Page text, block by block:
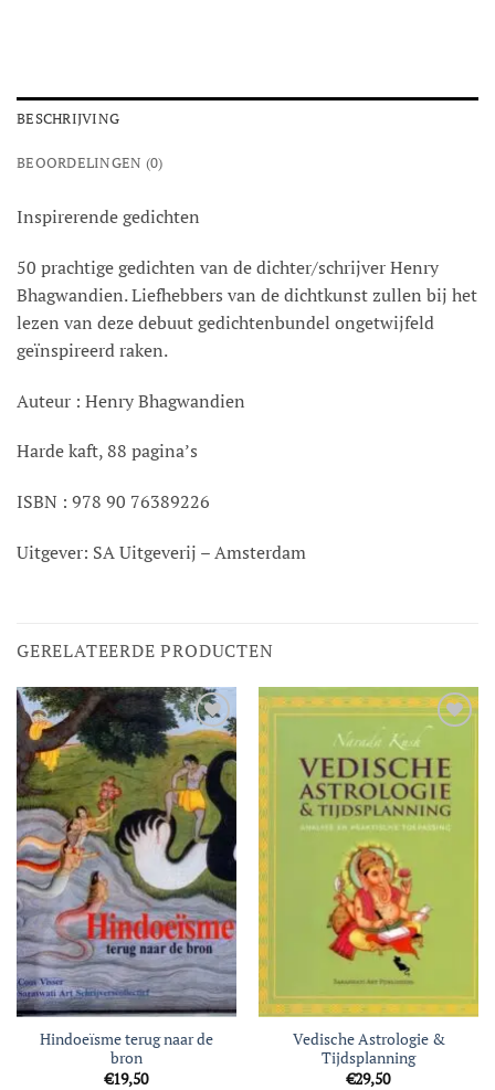
BESCHRIJVING
BEOORDELINGEN (0)
Inspirerende gedichten
50 prachtige gedichten van de dichter/schrijver Henry
Bhagwandien. Liefhebbers van de dichtkunst zullen bij het
lezen van deze debuut gedichtenbundel ongetwijfeld
geïnspireerd raken.
Auteur : Henry Bhagwandien
Harde kaft, 88 pagina’s
ISBN : 978 90 76389226
Uitgever: SA Uitgeverij – Amsterdam
GERELATEERDE PRODUCTEN
Toevoegen
aan
verlanglijst
Hindoeïsme terug naar de
bron
€19,50
Toevoegen
aan
verlanglijst
Vedische Astrologie &
Tijdsplanning
€29,50